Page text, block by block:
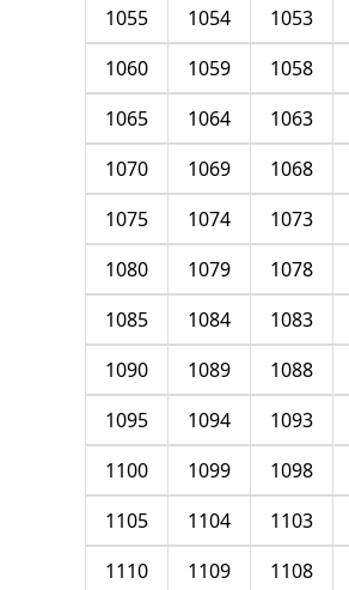
1053
1054
1055
1058
1059
1060
1063
1064
1065
1068
1069
1070
1073
1074
1075
1078
1079
1080
1083
1084
1085
1088
1089
1090
1093
1094
1095
1098
1099
1100
1103
1104
1105
1108
1109
1110